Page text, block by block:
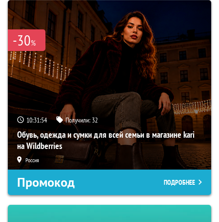
-30%
10:31:53 Получили: 32
Обувь, одежда и сумки для всей семьи в магазине kari
на Wildberries
Россия
Промокод ПОДРОБНЕЕ